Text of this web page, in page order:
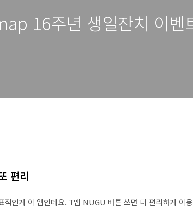
16주년 생일잔치 이벤
편리
인게 이 앱인데요. T맵 NUGU 버튼 쓰면 더 편리하게 이용